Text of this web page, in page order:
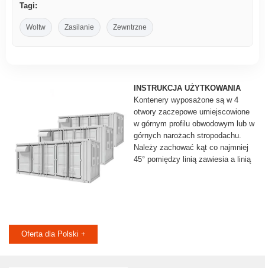
Tagi:
Woltw Zasilanie Zewntrzne
INSTRUKCJA UŻYTKOWANIA
Kontenery wyposażone są w 4
otwory zaczepowe umiejscowione
w górnym profilu obwodowym lub w
górnych narożach stropodachu.
Należy zachować kąt co najmniej
45° pomiędzy linią zawiesia a linią
Oferta dla Polski +